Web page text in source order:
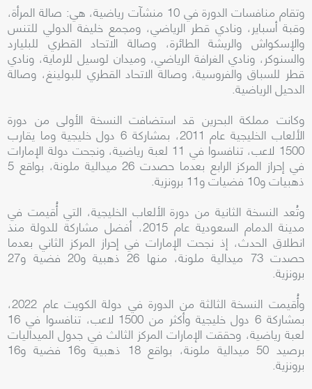
وتقام منافسات الدورة في 10 منشآت رياضية، هي: صالة المرأة،
وقبة أسباير، ونادي قطر الرياضي، ومجمع خليفة الدولي للتنس
والإسكواش والريشة الطائرة، وصالة الاتحاد القطري للبليارد
والسنوكر، ونادي الغرافة الرياضي، وميدان لوسيل للرماية، ونادي
قطر للسباق والفروسية، وصالة الاتحاد القطري للبولينغ، وصالة
الدحيل الرياضية.
وكانت مملكة البحرين قد استضافت النسخة الأولى من دورة
الألعاب الخليجية عام 2011، بمشاركة 6 دول خليجية وما يقارب
1500 لاعب، تنافسوا في 11 لعبة رياضية، ونجحت دولة الإمارات
في إحراز المركز الرابع بعدما حصدت 26 ميدالية ملونة، بواقع 5
ذهبيات و10 فضيات و11 برونزية.
وتُعد النسخة الثانية من دورة الألعاب الخليجية، التي أُقيمت في
مدينة الدمام السعودية عام 2015، أفضل مشاركة للدولة منذ
انطلاق الحدث، إذ نجحت الإمارات في إحراز المركز الثاني بعدما
حصدت 73 ميدالية ملونة، منها 26 ذهبية و20 فضية و27
برونزية.
وأُقيمت النسخة الثالثة من الدورة في دولة الكويت عام 2022،
بمشاركة 6 دول خليجية وأكثر من 1500 لاعب، تنافسوا في 16
لعبة رياضية، وحققت الإمارات المركز الثالث في جدول الميداليات
برصيد 50 ميدالية ملونة، بواقع 18 ذهبية و16 فضية و16
برونزية.